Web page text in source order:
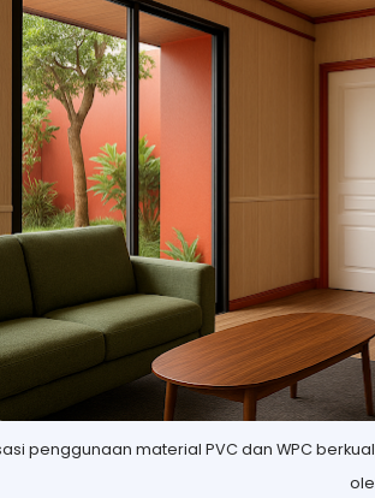
penggunaan material PVC dan WPC